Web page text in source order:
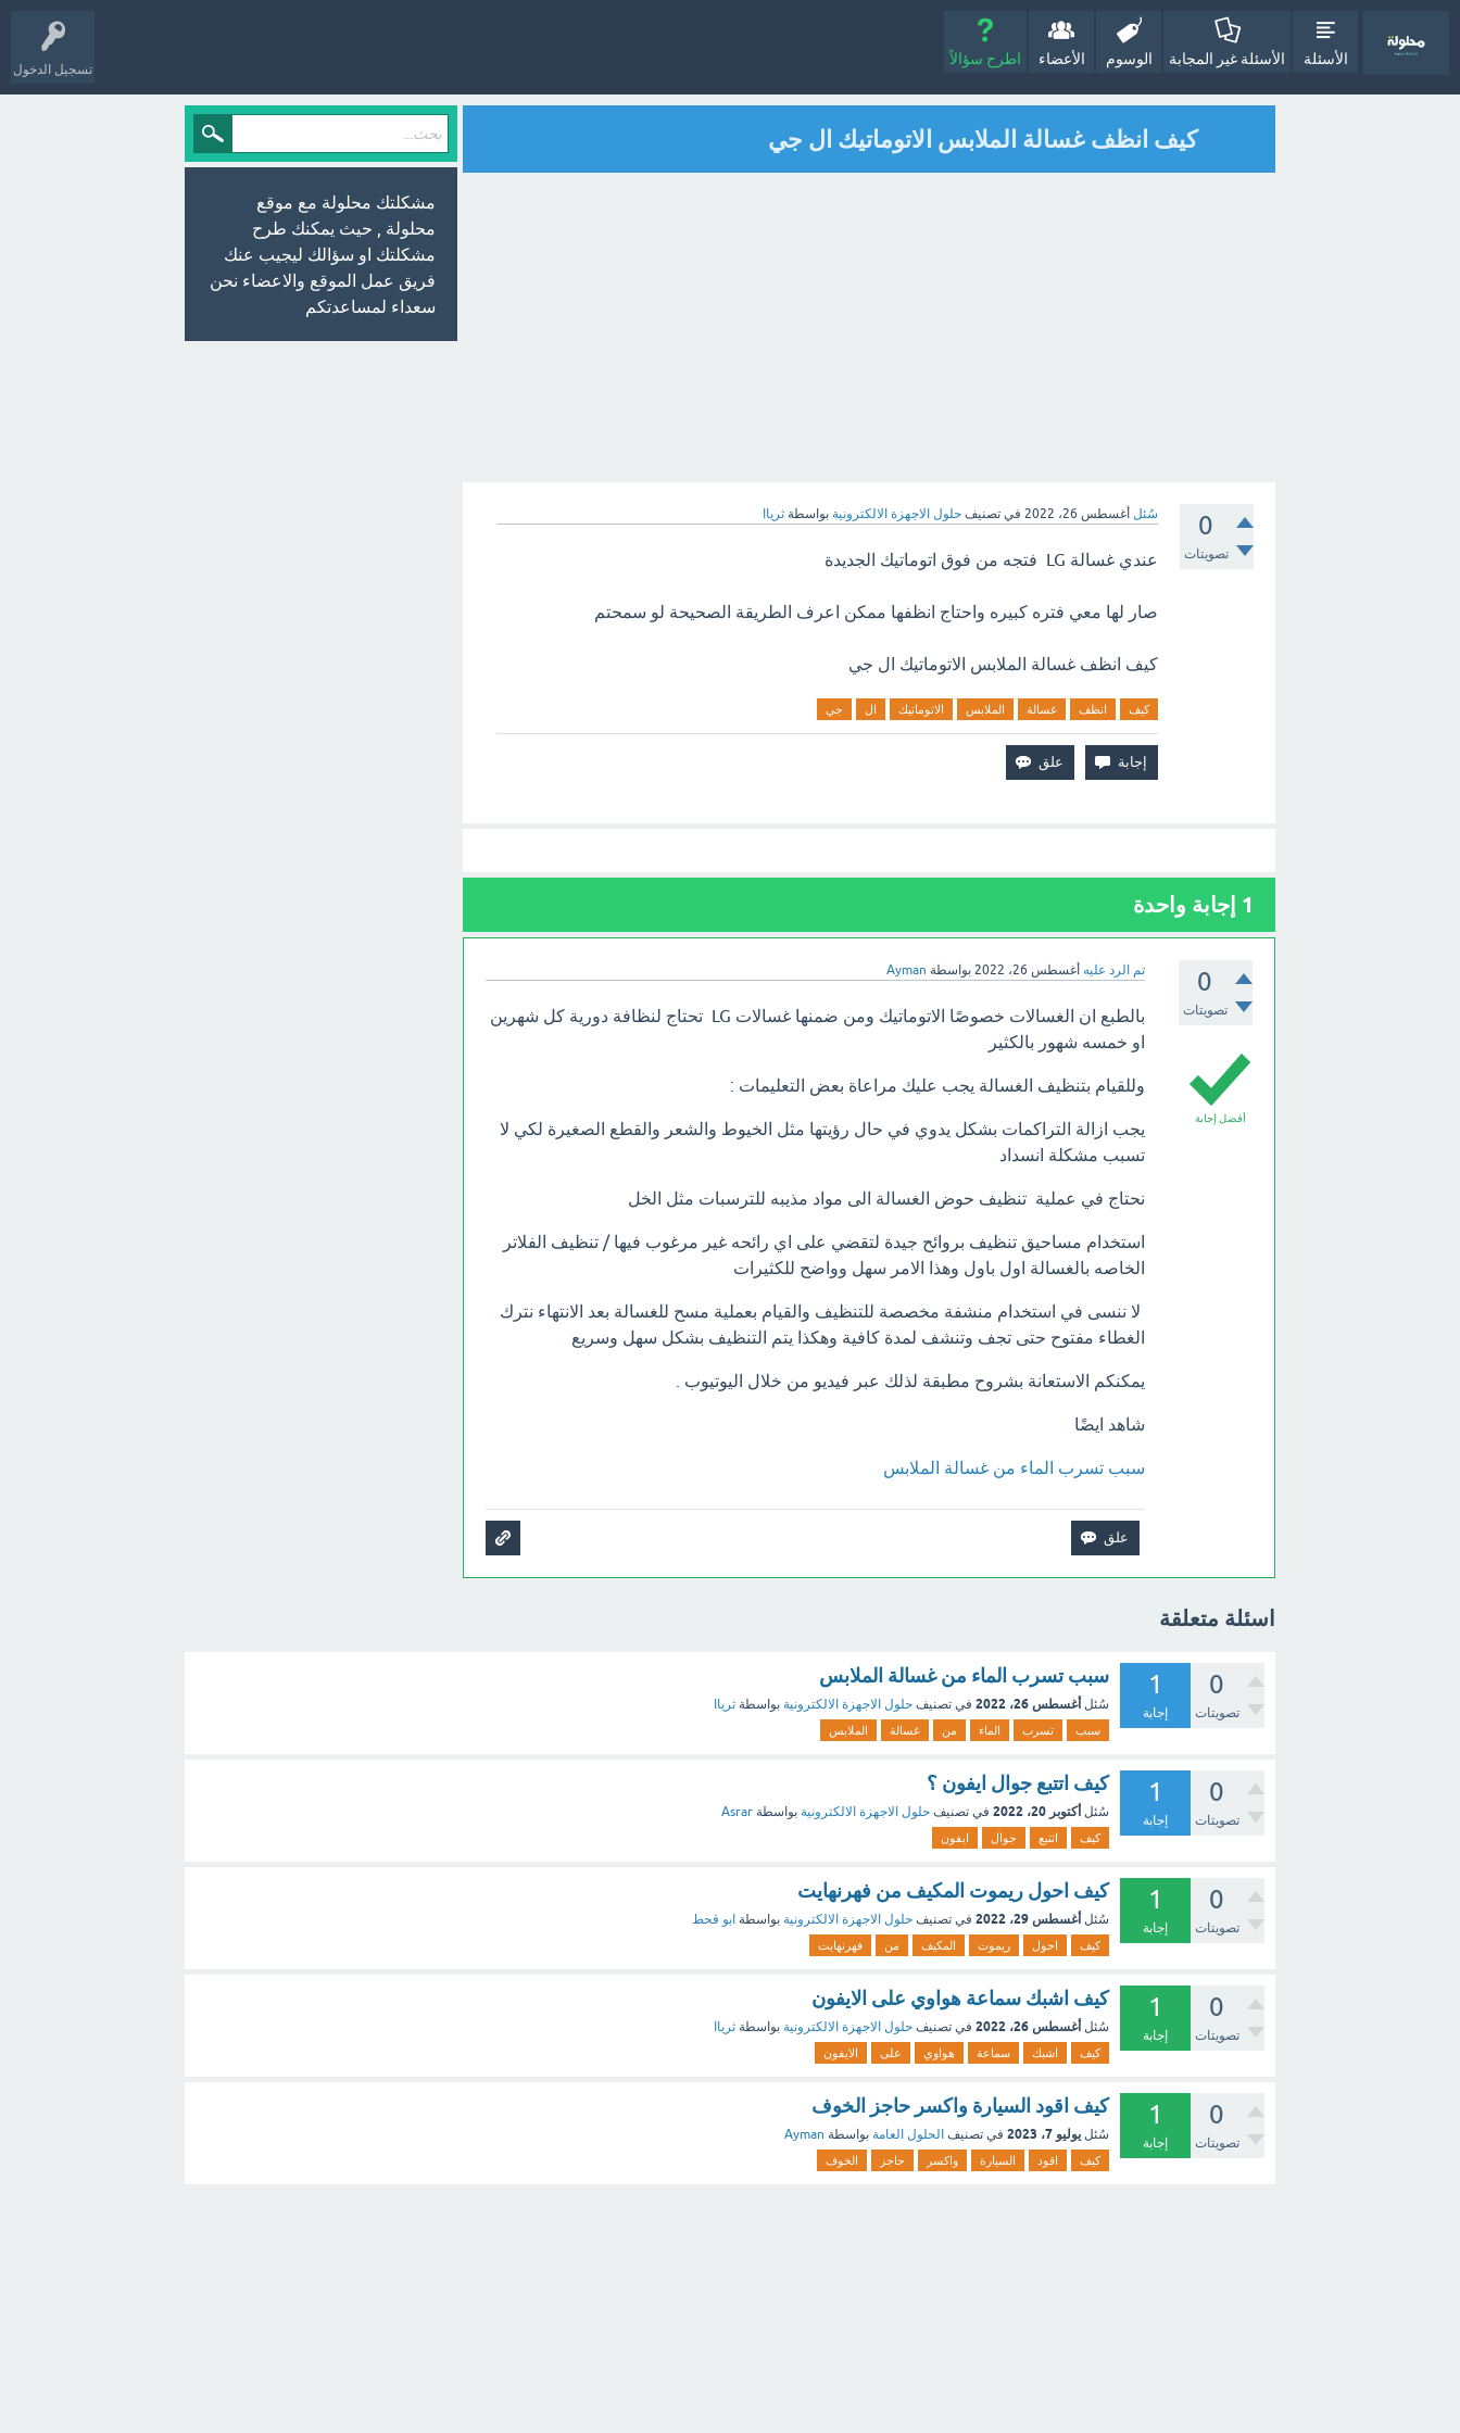
تسجيل الدخول
الأسئلة الأسئلة غير المجابة الوسوم الأعضاء اطرح سؤالاً
كيف انظف غسالة الملابس الاتوماتيك ال جي
0
تصويتات
سُئل أغسطس 26، 2022 في تصنيف حلول الاجهزة الالكترونية بواسطة ثرياا
عندي غسالة LG فتجه من فوق اتوماتيك الجديدة
صار لها معي فتره كبيره واحتاج انظفها ممكن اعرف الطريقة الصحيحة لو سمحتم
كيف انظف غسالة الملابس الاتوماتيك ال جي
كيف انظف غسالة الملابس الاتوماتيك ال جي
1 إجابة واحدة
0
تصويتات
تم الرد عليه أغسطس 26، 2022 بواسطة Ayman
أفضل إجابة
بالطبع ان الغسالات خصوصًا الاتوماتيك ومن ضمنها غسالات LG تحتاج لنظافة دورية كل شهرين
او خمسه شهور بالكثير
وللقيام بتنظيف الغسالة يجب عليك مراعاة بعض التعليمات :
يجب ازالة التراكمات بشكل يدوي في حال رؤيتها مثل الخيوط والشعر والقطع الصغيرة لكي لا
تسبب مشكلة انسداد
نحتاج في عملية تنظيف حوض الغسالة الى مواد مذيبه للترسبات مثل الخل
استخدام مساحيق تنظيف بروائح جيدة لتقضي على اي رائحه غير مرغوب فيها / تنظيف الفلاتر
الخاصه بالغسالة اول باول وهذا الامر سهل وواضح للكثيرات
لا ننسى في استخدام منشفة مخصصة للتنظيف والقيام بعملية مسح للغسالة بعد الانتهاء نترك
الغطاء مفتوح حتى تجف وتنشف لمدة كافية وهكذا يتم التنظيف بشكل سهل وسريع
يمكنكم الاستعانة بشروح مطبقة لذلك عبر فيديو من خلال اليوتيوب .
شاهد ايضًا
سبب تسرب الماء من غسالة الملابس
مشكلتك محلولة مع موقع
محلولة , حيث يمكنك طرح
مشكلتك او سؤالك ليجيب عنك
فريق عمل الموقع والاعضاء نحن
سعداء لمساعدتكم
اسئلة متعلقة
0
تصويتات
1
إجابة
سبب تسرب الماء من غسالة الملابس
سُئل أغسطس 26، 2022 في تصنيف حلول الاجهزة الالكترونية بواسطة ثرياا
سبب تسرب الماء من غسالة الملابس
0
تصويتات
1
إجابة
كيف اتتبع جوال ايفون ؟
سُئل أكتوبر 20، 2022 في تصنيف حلول الاجهزة الالكترونية بواسطة Asrar
كيف اتتبع جوال ايفون
0
تصويتات
1
إجابة
كيف احول ريموت المكيف من فهرنهايت
سُئل أغسطس 29، 2022 في تصنيف حلول الاجهزة الالكترونية بواسطة ابو قحط
كيف احول ريموت المكيف من فهرنهايت
0
تصويتات
1
إجابة
كيف اشبك سماعة هواوي على الايفون
سُئل أغسطس 26، 2022 في تصنيف حلول الاجهزة الالكترونية بواسطة ثرياا
كيف اشبك سماعة هواوي على الايفون
0
تصويتات
1
إجابة
كيف اقود السيارة واكسر حاجز الخوف
سُئل يوليو 7، 2023 في تصنيف الحلول العامة بواسطة Ayman
كيف اقود السيارة واكسر حاجز الخوف